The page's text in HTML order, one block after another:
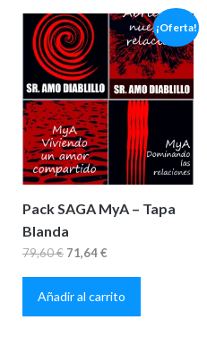
¡Oferta!
Pack SAGA MyA – Tapa
Blanda
79,60€ El
precio
original
era:
71,64€El
precio
actual
es:
Añadir al carrito